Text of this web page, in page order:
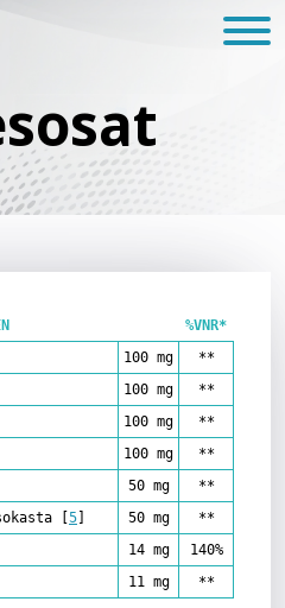
%VNR*
100 mg
**
100 mg
**
100 mg
**
100 mg
**
50 mg
**
5 50 mg
**
14 mg
140%
11 mg **